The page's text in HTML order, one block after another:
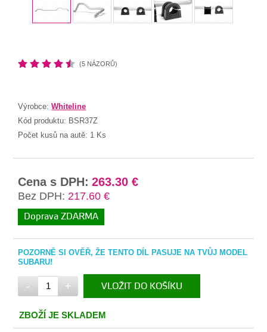
(5 NÁZORŮ)
Výrobce:Whiteline
Kód produktu: BSR37Z
Počet kusů na autě: 1 Ks
Cena s DPH: 263.30 €
Bez DPH: 217.60 €
Doprava ZDARMA
POZORNĚ SI OVĚŘ, ŽE TENTO DÍL PASUJE NA TVŮJ MODEL
SUBARU!
- + VLOŽIT DO KOŠÍKU
ZBOŽÍ JE SKLADEM